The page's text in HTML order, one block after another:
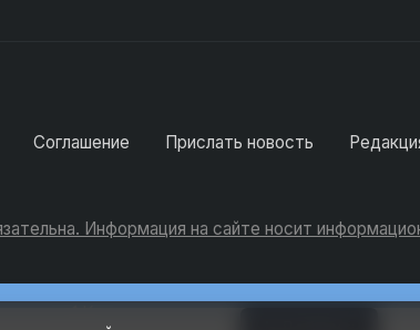
Соглашение Прислать новость
Информация на сайте носит